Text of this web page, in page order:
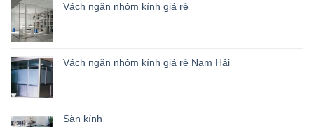
Vách ngăn nhôm kính giá rẻ
Vách ngăn nhôm kính giá rẻ Nam Hải
Sàn kính